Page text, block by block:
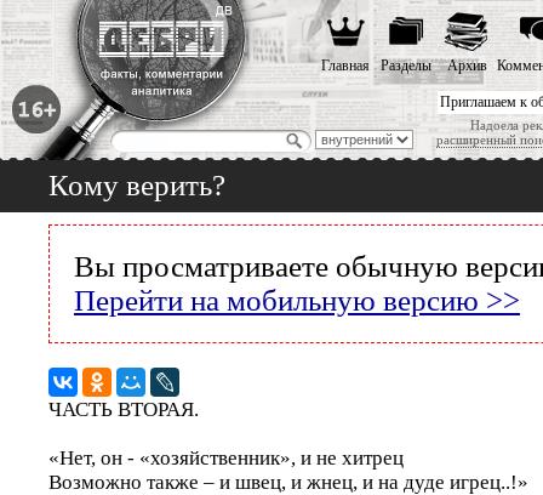
Приглашаем к
Надоела
расширенный
Главная Разделы Архив
Кому верить?
Вы просматриваете обычную
Перейти на мобильную версию >>
ЧАСТЬ ВТОРАЯ.
«Нет, он - «хозяйственник», и не хитрец
Возможно также – и швец, и жнец, и на дуде игрец..!»